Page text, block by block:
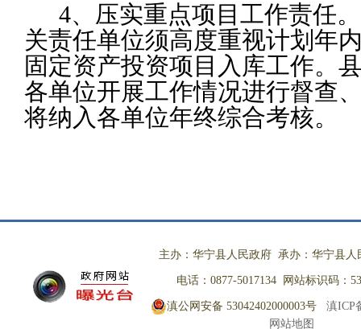
4、压实重点项目工作责任。
关责任单位须高度重视计划年
固定资产投资项目入库工作。
各单位开展工作情况进行督查
将纳入各单位年终综合考核。
主办：华宁县人民政府 承办：华宁县人
电话：0877-5017134 网站标识码：
滇公网安备 53042402000003号
滇ICP
网站地图